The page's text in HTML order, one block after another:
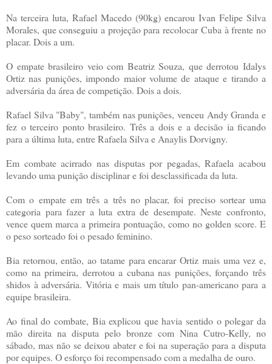
Na terceira luta, Rafael Macedo (90kg) encarou Ivan Felipe Silva
Morales, que conseguiu a projeção para recolocar Cuba à frente no
placar. Dois a um.
O empate brasileiro veio com Beatriz Souza, que derrotou Idalys
Ortiz nas punições, impondo maior volume de ataque e tirando a
adversária da área de competição. Dois a dois.
Rafael Silva "Baby", também nas punições, venceu Andy Granda e
fez o terceiro ponto brasileiro. Três a dois e a decisão ia ficando
para a última luta, entre Rafaela Silva e Anaylis Dorvigny.
Em combate acirrado nas disputas por pegadas, Rafaela acabou
levando uma punição disciplinar e foi desclassificada da luta.
Com o empate em três a três no placar, foi preciso sortear uma
categoria para fazer a luta extra de desempate. Neste confronto,
vence quem marca a primeira pontuação, como no golden score. E
o peso sorteado foi o pesado feminino.
Bia retornou, então, ao tatame para encarar Ortiz mais uma vez e,
como na primeira, derrotou a cubana nas punições, forçando três
shidos à adversária. Vitória e mais um título pan-americano para a
equipe brasileira.
Ao final do combate, Bia explicou que havia sentido o polegar da
mão direita na disputa pelo bronze com Nina Cutro-Kelly, no
sábado, mas não se deixou abater e foi na superação para a disputa
por equipes. O esforço foi recompensado com a medalha de ouro.